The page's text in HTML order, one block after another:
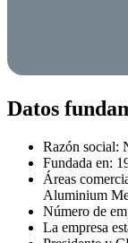
Datos
Razón social:
Fundada en:
Áreas
Aluminium
Número de
La empresa